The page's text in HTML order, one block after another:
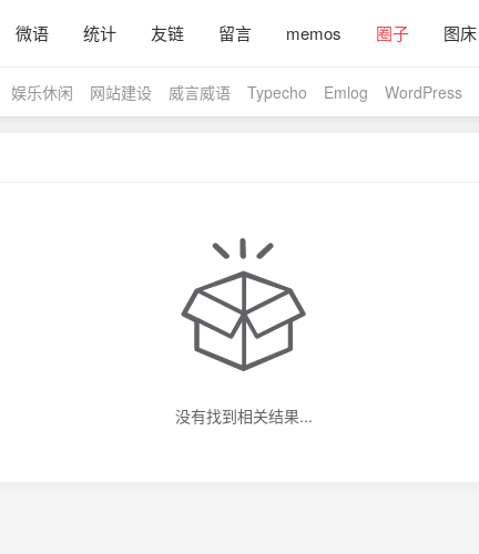
微语 统计 友链 留言 memos 圈子 图床
娱乐休闲 网站建设 威言威语 Typecho Emlog WordPress
没有找到相关结果...